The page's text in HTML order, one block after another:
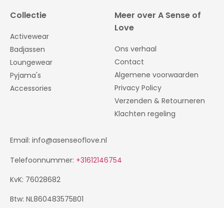
Collectie
Activewear
Badjassen
Loungewear
Pyjama's
Accessories
Meer over A Sense of
Love
Ons verhaal
Contact
Algemene voorwaarden
Privacy Policy
Verzenden & Retourneren
Klachten regeling
Email: info@asenseoflove.nl
Telefoonnummer: +31612146754
KvK: 76028682
Btw: NL860483575B01